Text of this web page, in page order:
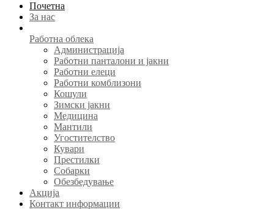
Почетна
За нас
Работна облека
Администрација
Работни панталони и јакни
Работни елеци
Работни комблизони
Кошули
Зимски јакни
Медицина
Мантили
Угостителство
Кувари
Престилки
Собарки
Обезбедување
Акција
Контакт информации